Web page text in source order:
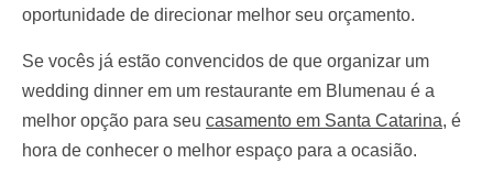
oportunidade de direcionar melhor seu orçamento.
Se vocês já estão convencidos de que organizar um
wedding dinner em um restaurante em Blumenau é a
melhor opção para seu casamento em Santa Catarina, é
hora de conhecer o melhor espaço para a ocasião.